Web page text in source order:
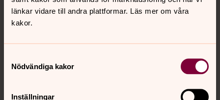
länkar vidare till andra plattformar. Läs mer om våra
kakor.
Nödvändiga kakor
Inställningar
Kontakt
Kalender